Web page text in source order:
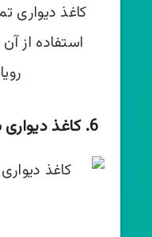
کاغذ دیواری
استفاده از
6. کاغذ دیواری با طرح موجودات دریایی